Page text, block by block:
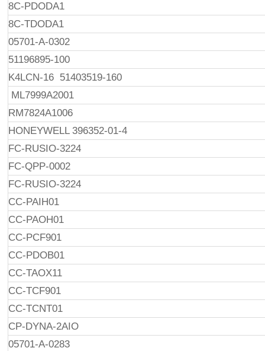
8C-PDODA1
8C-TDODA1
05701-A-0302
51196895-100
K4LCN-16 51403519-160
ML7999A2001
RM7824A1006
HONEYWELL 396352-01-4
FC-RUSIO-3224
FC-QPP-0002
FC-RUSIO-3224
CC-PAIH01
CC-PAOH01
CC-PCF901
CC-PDOB01
CC-TAOX11
CC-TCF901
CC-TCNT01
CP-DYNA-2AIO
05701-A-0283